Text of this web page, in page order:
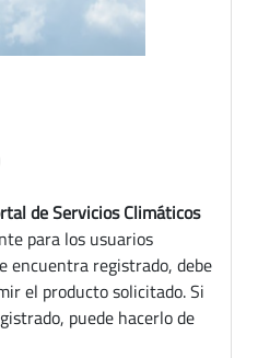
de Servicios Climáticos
para los usuarios
encuentra registrado, debe
el producto solicitado. Si
puede hacerlo de